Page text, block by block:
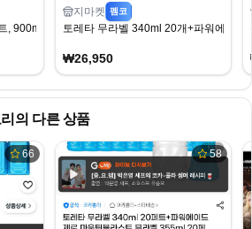
, 900ml, 12개
지마켓 펨코
토레타 무라벨 340ml 20개+파워에이
₩26,950
의 다른 상품
66 58